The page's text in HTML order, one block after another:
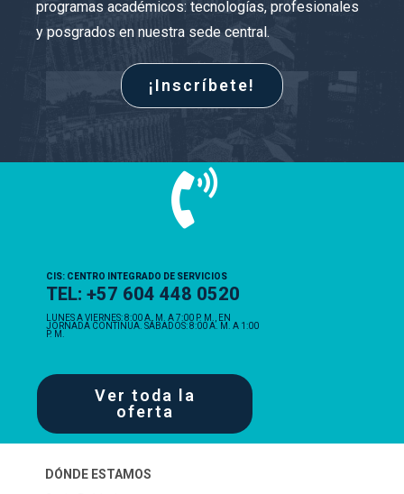
programas académicos: tecnologías, profesionales
y posgrados en nuestra sede central.
¡Inscríbete!
CIS: CENTRO INTEGRADO DE SERVICIOS
TEL: +57 604 448 0520
LUNES A VIERNES: 8:00 A. M. A 7:00 P. M., EN
JORNADA CONTINUA. SÁBADOS: 8:00 A. M. A 1:00
P. M.
Ver toda la
oferta
DÓNDE ESTAMOS